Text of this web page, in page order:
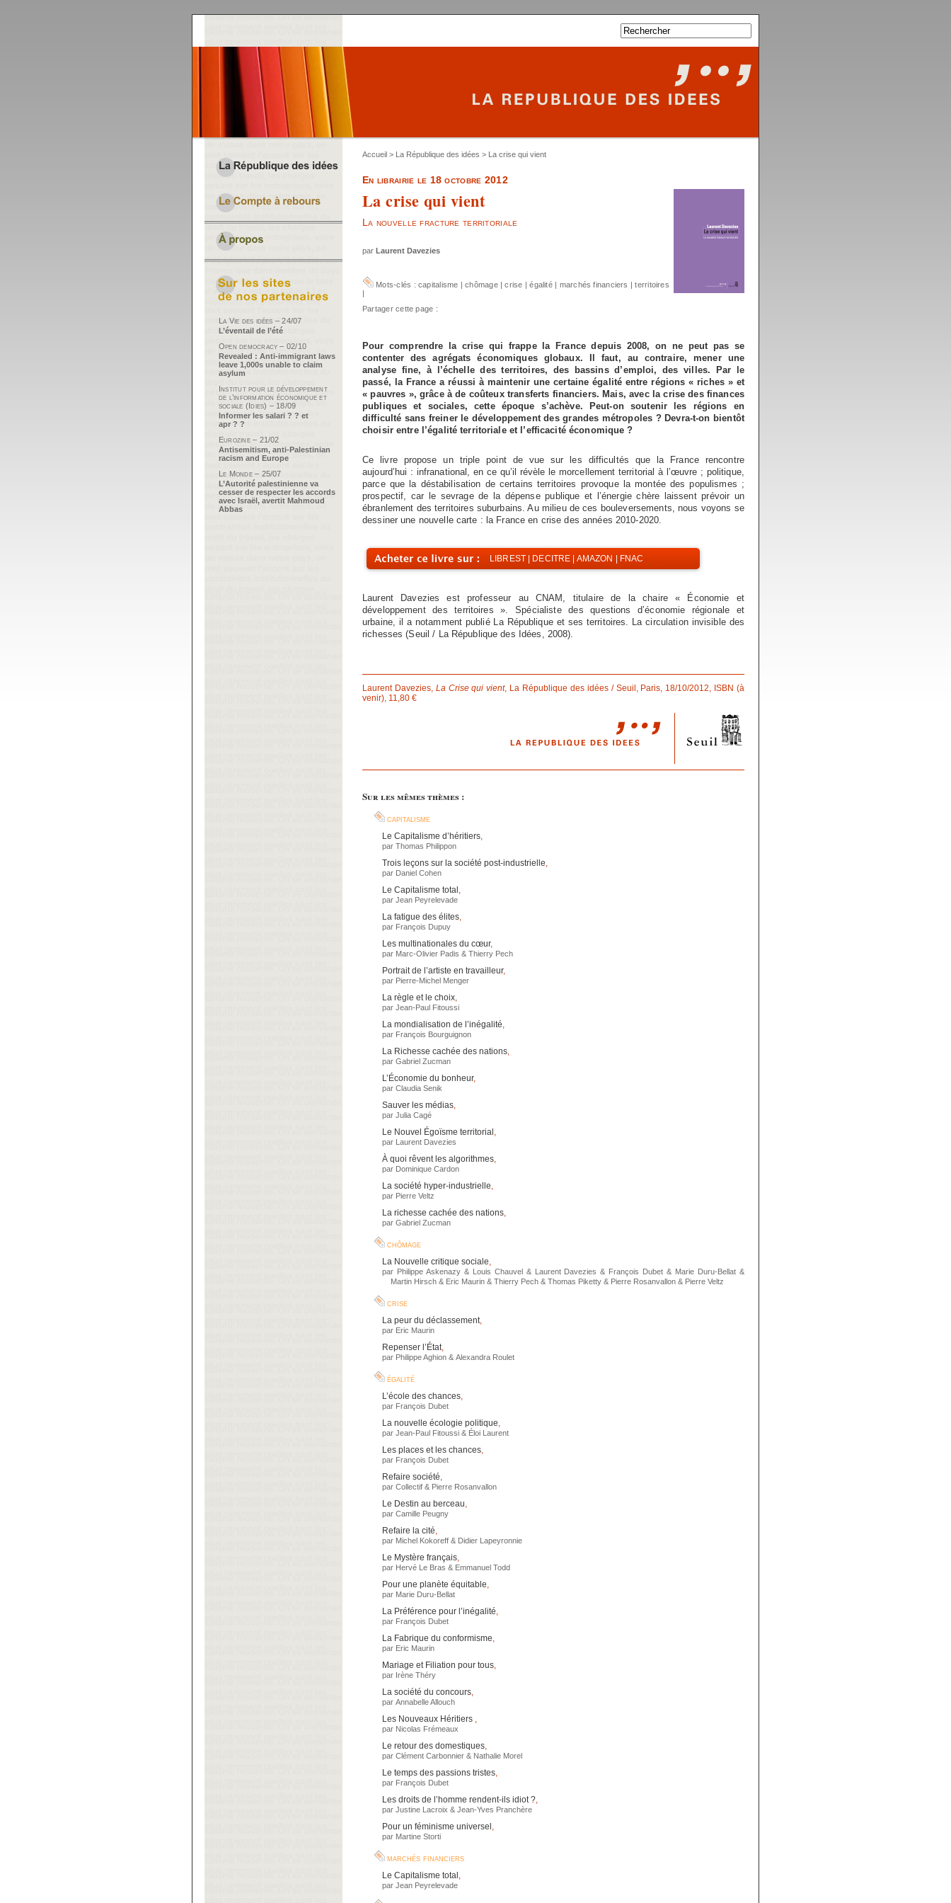
Accueil > La République des idées > La crise qui vient
En librairie le 18 octobre 2012
La crise qui vient
La nouvelle fracture territoriale
par Laurent Davezies
Mots-clés : capitalisme |chômage|crise |égalité| marchés financiers |territoires
|
Partager cette page :
Pour comprendre la crise qui frappe la France depuis 2008, on ne peut pas se
contenter des agrégats économiques globaux. Il faut, au contraire, mener une
analyse fine, à l’échelle des territoires, des bassins d’emploi, des villes. Par le
passé, la France a réussi à maintenir une certaine égalité entre régions « riches » et
« pauvres », grâce à de coûteux transferts financiers. Mais, avec la crise des finances
publiques et sociales, cette époque s’achève. Peut-on soutenir les régions en
difficulté sans freiner le développement des grandes métropoles ? Devra-t-on bientôt
choisir entre l’égalité territoriale et l’efficacité économique ?
Ce livre propose un triple point de vue sur les difficultés que la France rencontre
aujourd’hui : infranational, en ce qu’il révèle le morcellement territorial à l’œuvre ; politique,
parce que la déstabilisation de certains territoires provoque la montée des populismes ;
prospectif, car le sevrage de la dépense publique et l’énergie chère laissent prévoir un
ébranlement des territoires suburbains. Au milieu de ces bouleversements, nous voyons se
dessiner une nouvelle carte : la France en crise des années 2010-2020.
LIBREST| DECITRE AMAZON FNAC
Laurent Davezies est professeur au CNAM, titulaire de la chaire « Économie et
développement des territoires ». Spécialiste des questions d’économie régionale et
urbaine, il a notamment publié La République et ses territoires. La circulation invisible des
richesses (Seuil / La République des Idées, 2008).
Laurent Davezies, La Crise qui vient, La République des idées / Seuil, Paris, 18/10/2012, ISBN (à
venir), 11,80 €
Sur les mêmes thèmes :
capitalisme
Le Capitalisme d’héritiers,
par Thomas Philippon
Trois leçons sur la société post-industrielle,
par Daniel Cohen
Le Capitalisme total ,
par Jean Peyrelevade
La fatigue des élites,
par François Dupuy
Les multinationales du cœur,
par Marc-Olivier Padis & Thierry Pech
Portrait de l’artiste en travailleur,
par Pierre-Michel Menger
La règle et le choix,
par Jean-Paul Fitoussi
La mondialisation de l’inégalité,
par François Bourguignon
La Richesse cachée des nations,
par Gabriel Zucman
L’Économie du bonheur,
par Claudia Senik
Sauver les médias,
par Julia Cagé
Le Nouvel Égoïsme territorial ,
par Laurent Davezies
À quoi rêvent les algorithmes,
par Dominique Cardon
La société hyper-industrielle,
par Pierre Veltz
La richesse cachée des nations,
par Gabriel Zucman
chômage
La Nouvelle critique sociale,
par Philippe Askenazy& Louis Chauvel & Laurent Davezies & François Dubet & Marie Duru-Bellat &
Martin Hirsch & Eric Maurin & Thierry Pech & Thomas Piketty & Pierre Rosanvallon & Pierre Veltz
crise
La peur du déclassement,
par Eric Maurin
Repenser l’État,
par Philippe Aghion & Alexandra Roulet
égalité
L’école des chances,
par François Dubet
La nouvelle écologie politique,
par Jean-Paul Fitoussi & Éloi Laurent
Les places et les chances,
par François Dubet
Refaire société,
par Collectif & Pierre Rosanvallon
Le Destin au berceau,
par Camille Peugny
Refaire la cité,
par Michel Kokoreff & Didier Lapeyronnie
Le Mystère français,
par Hervé Le Bras & Emmanuel Todd
Pour une planète équitable,
par Marie Duru-Bellat
La Préférence pour l’inégalité,
par François Dubet
La Fabrique du conformisme,
par Eric Maurin
Mariage et Filiation pour tous,
par Irène Théry
La société du concours,
par Annabelle Allouch
Les Nouveaux Héritiers ,
par Nicolas Frémeaux
Le retour des domestiques,
par Clément Carbonnier & Nathalie Morel
Le temps des passions tristes,
par François Dubet
Les droits de l’homme rendent-ils idiot ?,
par Justine Lacroix & Jean-Yves Pranchère
Pour un féminisme universel ,
par Martine Storti
marchés financiers
Le Capitalisme total ,
par Jean Peyrelevade
La Vie des idées – 24/07
L’éventail de l’été
Open democracy – 02/10
Revealed : Anti-immigrant laws
leave 1,000s unable to claim
asylum
Institut pour le développement
de l’information économique et
sociale (Idies) – 18/09
Informer les salari ? ? et
apr ? ?
Eurozine – 21/02
Antisemitism, anti-Palestinian
racism and Europe
Le Monde – 25/07
L’Autorité palestinienne va
cesser de respecter les accords
avec Israël, avertit Mahmoud
Abbas